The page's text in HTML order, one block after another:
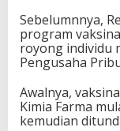
Sebelumnnya,
program
royong individu
Pengusaha
Awalnya,
Kimia Farma
kemudian